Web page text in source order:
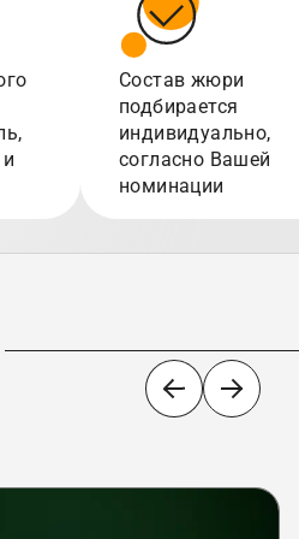
Состав жюри
подбирается
индивидуально,
согласно Вашей
номинации